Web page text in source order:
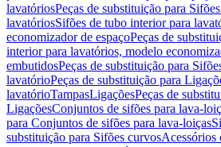
lavatóriosPeças de substituição para
lavatóriosSifões de tubo interior para
economizador de espaçoPeças de
interior para lavatórios, modelo
embutidosPeças de substituição para
lavatórioPeças de substituição para
lavatórioTampasLigaçõesPeças de
LigaçõesConjuntos de sifões para lava-
para Conjuntos de sifões para lava-loiças
substituição para Sifões curvosAcessórios